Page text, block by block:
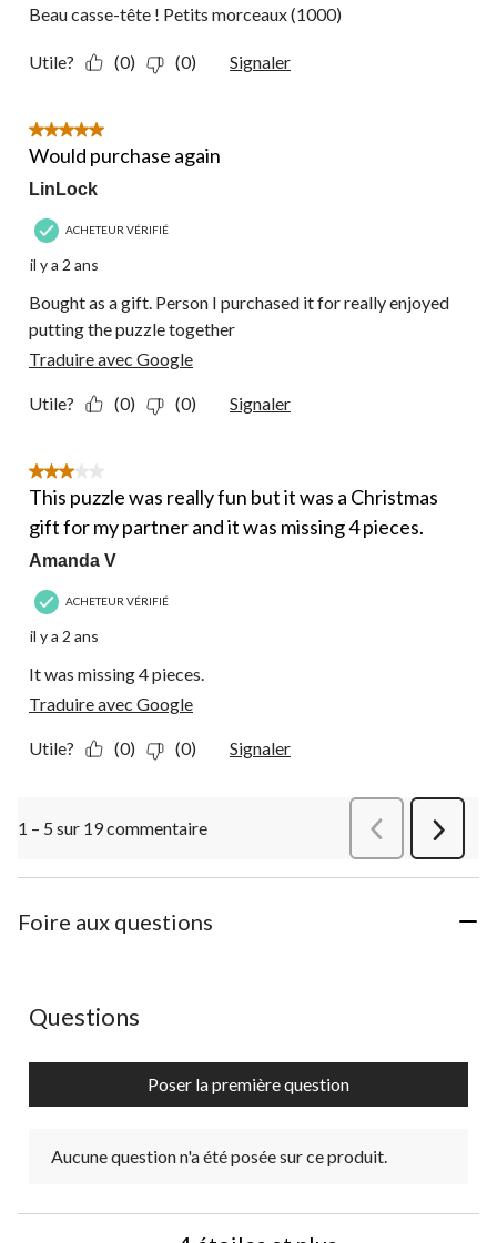
Beau casse-tête ! Petits morceaux (1000)
Utile? (0) (0) Signaler
5 étoile(s) sur 5.
Would purchase again
LinLock
ACHETEUR VÉRIFIÉ
il y a 2 ans
Bought as a gift. Person I purchased it for really enjoyed
putting the puzzle together
Traduire avec Google
Utile? (0) (0) Signaler
3 étoile(s) sur 5.
This puzzle was really fun but it was a Christmas
gift for my partner and it was missing 4 pieces.
Amanda V
ACHETEUR VÉRIFIÉ
il y a 2 ans
It was missing 4 pieces.
Traduire avec Google
Utile? (0) (0) Signaler
1 – 5 sur 19 commentaire
Suivant
Foire aux questions
Aucune question n'a été posée sur ce produit.
Questions
Poser la première question
Aucune question n'a été posée sur ce produit.